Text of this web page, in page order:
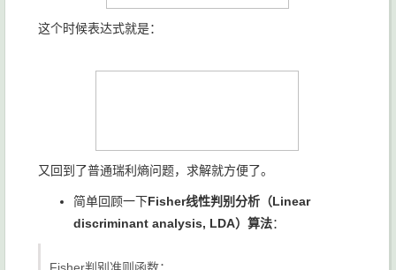
这个时候表达式就是：
又回到了普通瑞利熵问题，求解就方便了。
简单回顾一下Fisher线性判别分析（Linear
discriminant analysis, LDA）算法：
Fisher判别准则函数：